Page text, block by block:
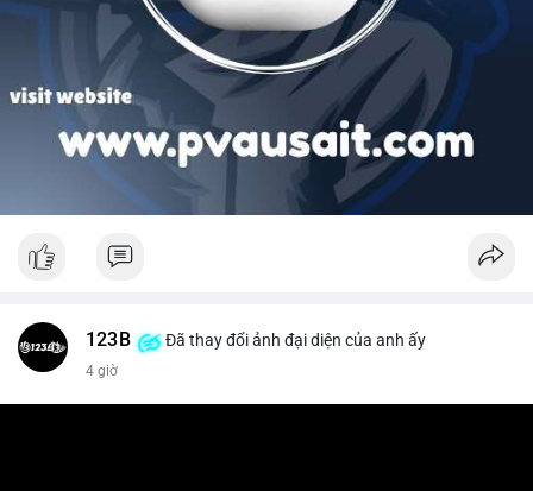
123B Đã thay đổi ảnh đại diện của anh ấy
4 giờ